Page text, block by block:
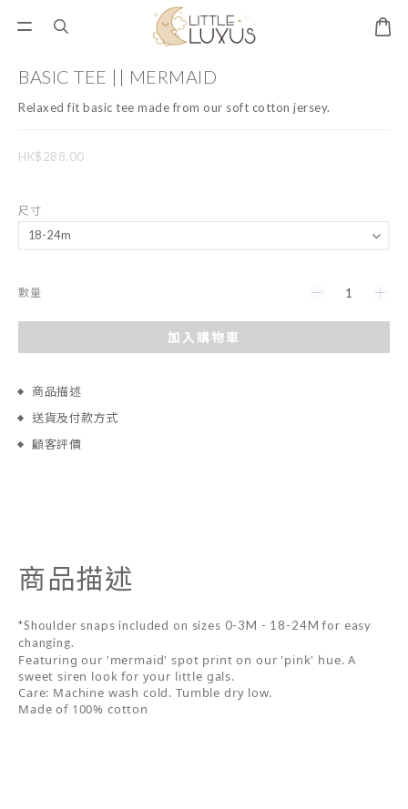
BASIC TEE || MERMAID
Relaxed fit basic tee made from our soft cotton jersey.
HK$288.00
尺寸
數量
加入購物車
商品描述
送貨及付款方式
顧客評價
商品描述
*Shoulder snaps included on sizes 0-3M - 18-24M for easy
changing.
Featuring our 'mermaid' spot print on our 'pink' hue. A
sweet siren look for your little gals.
Care: Machine wash cold. Tumble dry low.
Made of 100% cotton